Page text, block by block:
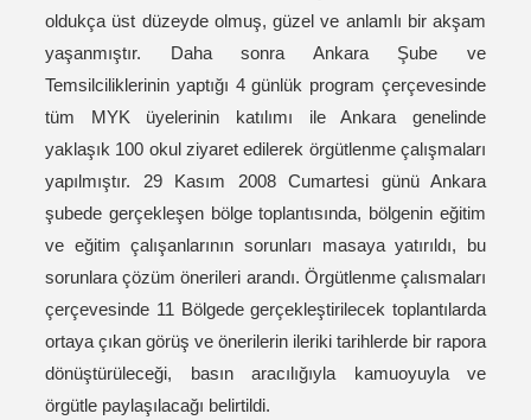
oldukça üst düzeyde olmuş, güzel ve anlamlı bir akşam
yaşanmıştır. Daha sonra Ankara Şube ve
Temsilciliklerinin yaptığı 4 günlük program çerçevesinde
tüm MYK üyelerinin katılımı ile Ankara genelinde
yaklaşık 100 okul ziyaret edilerek örgütlenme çalışmaları
yapılmıştır. 29 Kasım 2008 Cumartesi günü Ankara
şubede gerçekleşen bölge toplantısında, bölgenin eğitim
ve eğitim çalışanlarının sorunları masaya yatırıldı, bu
sorunlara çözüm önerileri arandı. Örgütlenme çalısmaları
çerçevesinde 11 Bölgede gerçekleştirilecek toplantılarda
ortaya çıkan görüş ve önerilerin ileriki tarihlerde bir rapora
dönüştürüleceği, basın aracılığıyla kamuoyuyla ve
örgütle paylaşılacağı belirtildi.